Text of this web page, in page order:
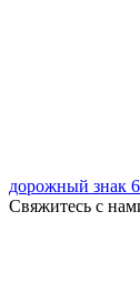
дорожный знак
Свяжитесь с